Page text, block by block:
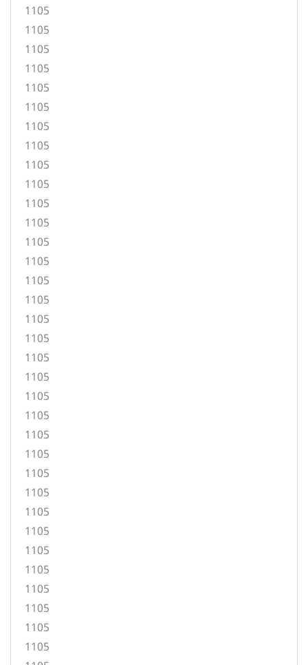
1105
1105
1105
1105
1105
1105
1105
1105
1105
1105
1105
1105
1105
1105
1105
1105
1105
1105
1105
1105
1105
1105
1105
1105
1105
1105
1105
1105
1105
1105
1105
1105
1105
1105